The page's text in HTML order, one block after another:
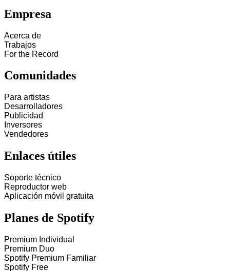
Empresa
Acerca de
Trabajos
For the Record
Comunidades
Para artistas
Desarrolladores
Publicidad
Inversores
Vendedores
Enlaces útiles
Soporte técnico
Reproductor web
Aplicación móvil gratuita
Planes de Spotify
Premium Individual
Premium Duo
Spotify Premium Familiar
Spotify Free